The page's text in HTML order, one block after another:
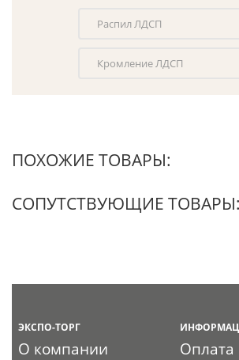
Распил ЛДСП
Кромление ЛДСП
ПОХОЖИЕ ТОВАРЫ:
СОПУТСТВУЮЩИЕ ТОВАРЫ:
ЭКСПО-ТОРГ
О компании
Оплата